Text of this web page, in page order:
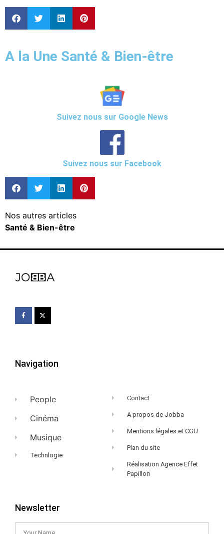
A la Une Santé & Bien-être
Suivez nous sur Google News
Suivez nous sur Facebook
Nos autres articles
Santé & Bien-être
Navigation
People
Cinéma
Musique
Technlogie
Contact
A propos de Jobba
Mentions légales et CGU
Plan du site
Réalisation Agence Effet
Papillon
Newsletter